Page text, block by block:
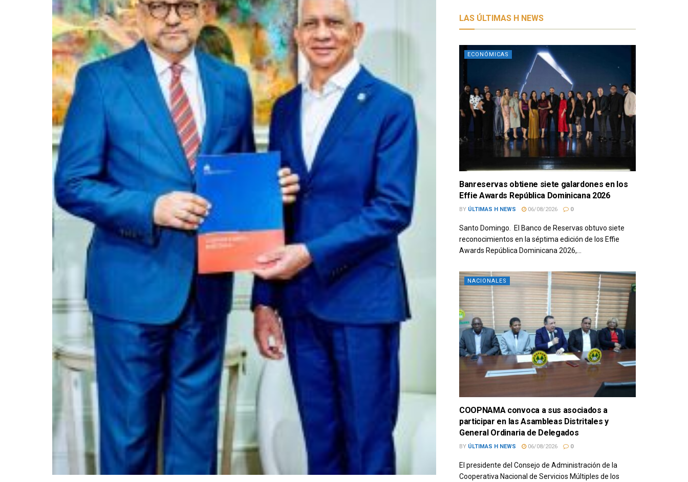
LAS ÚLTIMAS H NEWS
ECONÓMICAS
Banreservas obtiene siete galardones en los
Effie Awards República Dominicana 2026
BY ÚLTIMAS H NEWS 06/08/2026 0
Santo Domingo. El Banco de Reservas obtuvo siete
reconocimientos en la séptima edición de los Effie
Awards República Dominicana 2026,...
NACIONALES
COOPNAMA convoca a sus asociados a
participar en las Asambleas Distritales y
General Ordinaria de Delegados
BY ÚLTIMAS H NEWS 06/08/2026 0
El presidente del Consejo de Administración de la
Cooperativa Nacional de Servicios Múltiples de los